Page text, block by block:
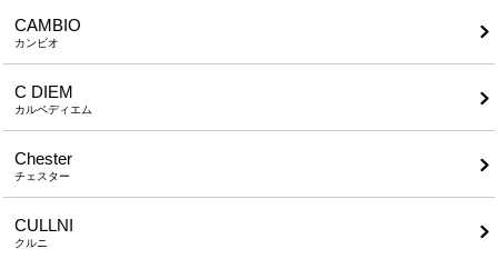
CAMBIO
カンビオ
C DIEM
カルペディエム
Chester
チェスター
CULLNI
クルニ